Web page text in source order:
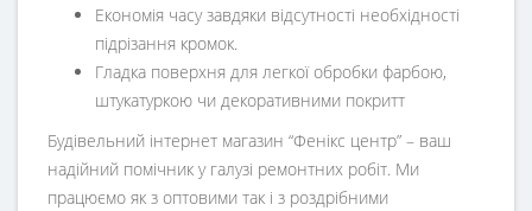
Економія часу завдяки відсутності необхідності
підрізання кромок.
Гладка поверхня для легкої обробки фарбою,
штукатуркою чи декоративними покритт
Будівельний інтернет магазин “Фенікс центр” – ваш
надійний помічник у галузі ремонтних робіт. Ми
працюємо як з оптовими так і з роздрібними